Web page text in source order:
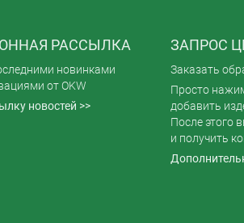
РАССЫЛКА
новинками
от OKW
новостей >>
ЗАПРОС
Заказать
Просто
добавить
После этого
и получить